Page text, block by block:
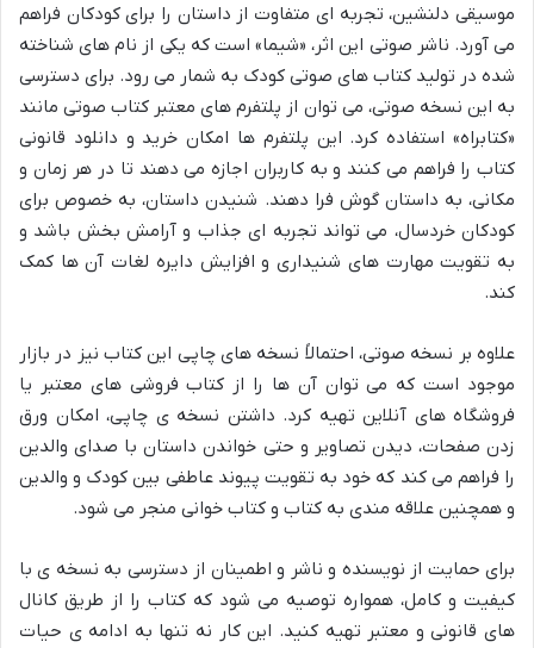
موسیقی دلنشین، تجربه ای متفاوت از داستان را برای کودکان فراهم
می آورد. ناشر صوتی این اثر، «شیما» است که یکی از نام های شناخته
شده در تولید کتاب های صوتی کودک به شمار می رود. برای دسترسی
به این نسخه صوتی، می توان از پلتفرم های معتبر کتاب صوتی مانند
«کتابراه» استفاده کرد. این پلتفرم ها امکان خرید و دانلود قانونی
کتاب را فراهم می کنند و به کاربران اجازه می دهند تا در هر زمان و
مکانی، به داستان گوش فرا دهند. شنیدن داستان، به خصوص برای
کودکان خردسال، می تواند تجربه ای جذاب و آرامش بخش باشد و
به تقویت مهارت های شنیداری و افزایش دایره لغات آن ها کمک
کند.
علاوه بر نسخه صوتی، احتمالاً نسخه های چاپی این کتاب نیز در بازار
موجود است که می توان آن ها را از کتاب فروشی های معتبر یا
فروشگاه های آنلاین تهیه کرد. داشتن نسخه ی چاپی، امکان ورق
زدن صفحات، دیدن تصاویر و حتی خواندن داستان با صدای والدین
را فراهم می کند که خود به تقویت پیوند عاطفی بین کودک و والدین
و همچنین علاقه مندی به کتاب و کتاب خوانی منجر می شود.
برای حمایت از نویسنده و ناشر و اطمینان از دسترسی به نسخه ی با
کیفیت و کامل، همواره توصیه می شود که کتاب را از طریق کانال
های قانونی و معتبر تهیه کنید. این کار نه تنها به ادامه ی حیات